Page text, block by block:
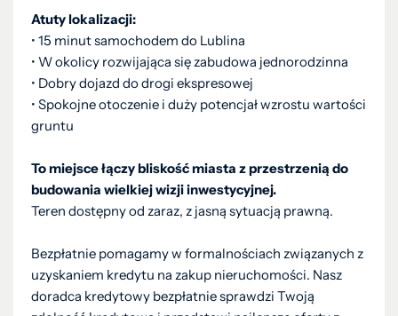
Atuty lokalizacji:
• 15 minut samochodem do Lublina
• W okolicy rozwijająca się zabudowa jednorodzinna
• Dobry dojazd do drogi ekspresowej
• Spokojne otoczenie i duży potencjał wzrostu wartości
gruntu
To miejsce łączy bliskość miasta z przestrzenią do
budowania wielkiej wizji inwestycyjnej.
Teren dostępny od zaraz, z jasną sytuacją prawną.
Bezpłatnie pomagamy w formalnościach związanych z
uzyskaniem kredytu na zakup nieruchomości. Nasz
doradca kredytowy bezpłatnie sprawdzi Twoją